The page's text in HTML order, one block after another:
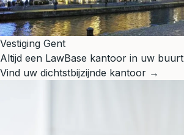
Vestiging Gent
Altijd een LawBase kantoor in uw buurt
Vind uw dichtstbijzijnde kantoor →